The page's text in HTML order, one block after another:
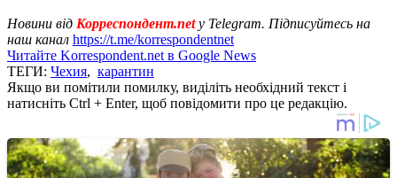
Новини від Корреспондент.net у Telegram. Підписуйтесь на
наш канал https://t.me/korrespondentnet
Читайте Korrespondent.net в Google News
ТЕГИ: Чехия, карантин
Якщо ви помітили помилку, виділіть необхідний текст і
натисніть Ctrl + Enter, щоб повідомити про це редакцію.